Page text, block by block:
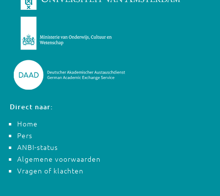
Direct naar:
Home
Pers
ANBI-status
Algemene voorwaarden
Vragen of klachten